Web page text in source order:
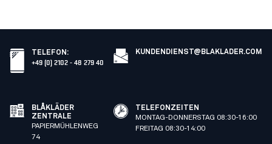
TELEFON :
+49 (0) 2102 - 48 279 40
KUNDENDIENST@BLAKLADER.COM
BLÅKLÄDER
ZENTRALE
PAPIERMÜHLENWEG
74
TELEFONZEITEN
MONTAG-DONNERSTAG 08:30-16:00
FREITAG 08:30-14:00